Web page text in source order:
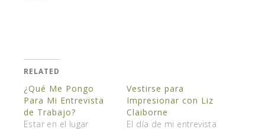
RELATED
¿Qué Me Pongo
Para Mi Entrevista
de Trabajo?
Estar en el lugar
Vestirse para
Impresionar con Liz
Claiborne
El día de mi entrevista